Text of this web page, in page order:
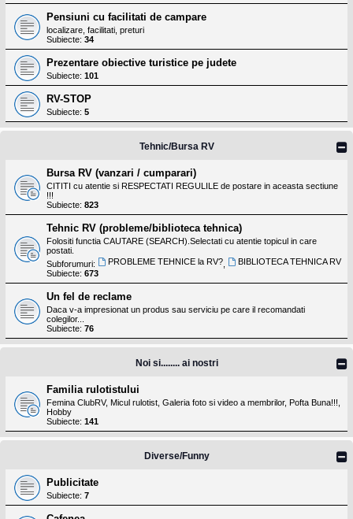
Pensiuni cu facilitati de campare
localizare, facilitati, preturi
Subiecte: 34
Prezentare obiective turistice pe judete
Subiecte: 101
RV-STOP
Subiecte: 5
Tehnic/Bursa RV
Bursa RV (vanzari / cumparari)
CITITI cu atentie si RESPECTATI REGULILE de postare in aceasta sectiune
!!!
Subiecte: 823
Tehnic RV (probleme/biblioteca tehnica)
Folositi functia CAUTARE (SEARCH).Selectati cu atentie topicul in care
postati.
Subforumuri:
PROBLEME TEHNICE la RV?,
BIBLIOTECA TEHNICA RV
Subiecte: 673
Un fel de reclame
Daca v-a impresionat un produs sau serviciu pe care il recomandati
colegilor...
Subiecte: 76
Noi si........ ai nostri
Familia rulotistului
Femina ClubRV, Micul rulotist, Galeria foto si video a membrilor, Pofta Buna!!!,
Hobby
Subiecte: 141
Diverse/Funny
Publicitate
Subiecte: 7